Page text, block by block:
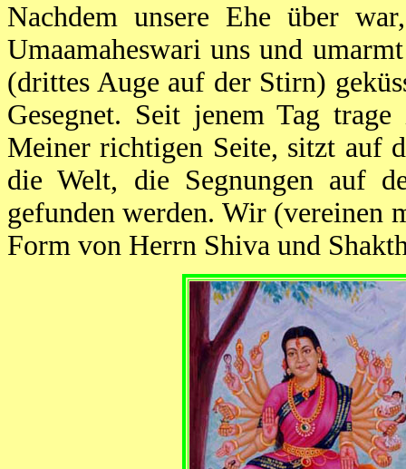
Nachdem unsere Ehe über
Umaamaheswari uns und
(drittes Auge auf der Stirn)
Gesegnet. Seit jenem Tag
Meiner richtigen Seite, sitzt auf
die Welt, die Segnungen auf
gefunden werden. Wir (vereinen
Form von Herrn Shiva und